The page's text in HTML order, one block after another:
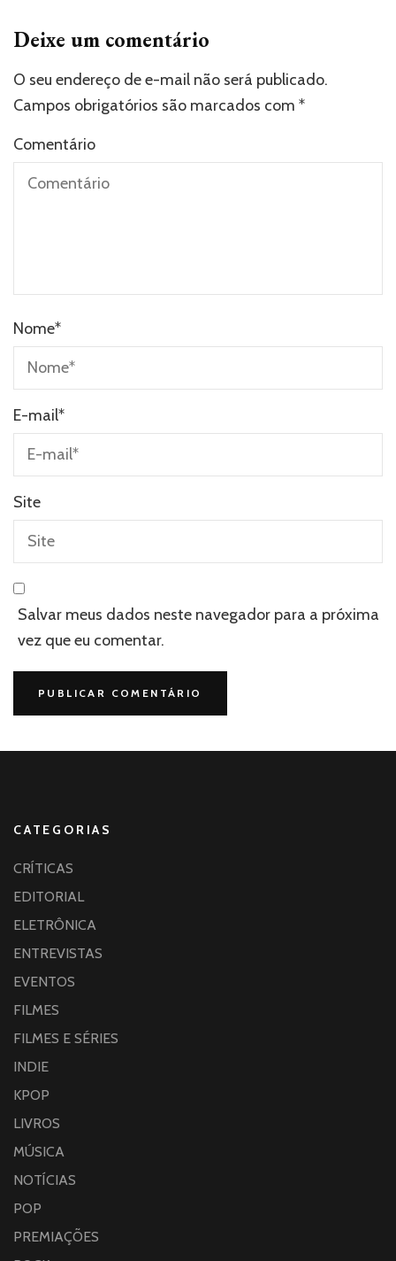
Deixe um comentário
O seu endereço de e-mail não será publicado.
Campos obrigatórios são marcados com *
Comentário
Nome*
E-mail*
Site
Salvar meus dados neste navegador para a próxima
vez que eu comentar.
CATEGORIAS
CRÍTICAS
EDITORIAL
ELETRÔNICA
ENTREVISTAS
EVENTOS
FILMES
FILMES E SÉRIES
INDIE
KPOP
LIVROS
MÚSICA
NOTÍCIAS
POP
PREMIAÇÕES